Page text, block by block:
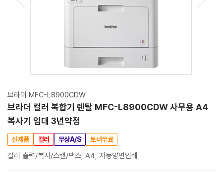
브라더 MFC-L8900CDW
브라더 컬러 복합기 렌탈 MFC-L8900CDW 사무용 A4
복사기 임대 3년약정
신제품 컬러 무상A/S 토너무료
컬러 출력/복사/스캔/팩스, A4, 자동양면인쇄